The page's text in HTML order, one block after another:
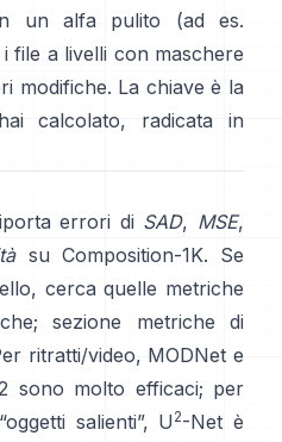
un alfa pulito (ad es.
file a livelli con maschere
modifiche. La chiave è la
calcolato, radicata in
errori di SAD, MSE,
su Composition-1K. Se
cerca quelle metriche
;
sezione metriche di
ritratti/video, MODNet e
sono molto efficaci; per
salienti”, U 2-Net è